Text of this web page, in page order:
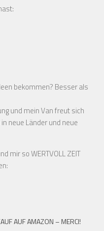
bekommen? Besser als
und mein Van freut sich
neue Länder und neue
mir so WERTVOLL ZEIT
AUF AMAZON – MERCI!